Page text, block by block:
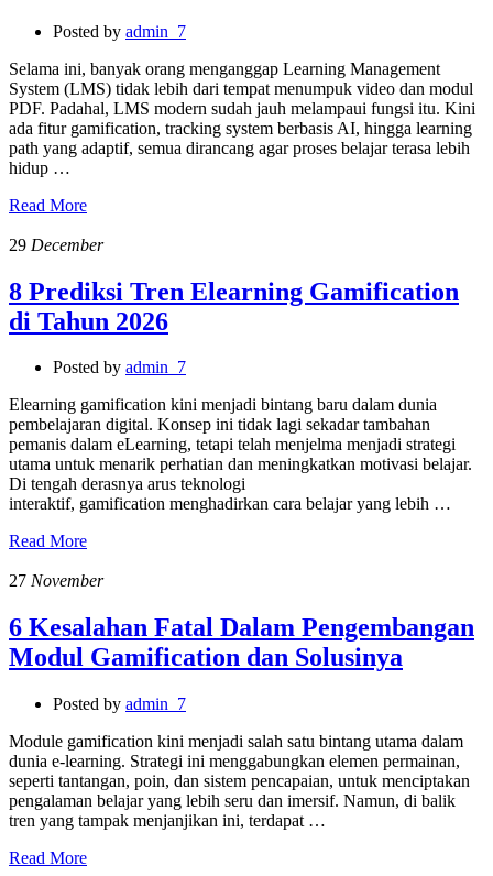
Posted by admin_7
Selama ini, banyak orang menganggap Learning Management
System (LMS) tidak lebih dari tempat menumpuk video dan modul
PDF. Padahal, LMS modern sudah jauh melampaui fungsi itu. Kini
ada fitur gamification, tracking system berbasis AI, hingga learning
path yang adaptif, semua dirancang agar proses belajar terasa lebih
hidup …
Read More
29 December
8 Prediksi Tren Elearning Gamification
di Tahun 2026
Posted by admin_7
Elearning gamification kini menjadi bintang baru dalam dunia
pembelajaran digital. Konsep ini tidak lagi sekadar tambahan
pemanis dalam eLearning, tetapi telah menjelma menjadi strategi
utama untuk menarik perhatian dan meningkatkan motivasi belajar.
Di tengah derasnya arus teknologi
interaktif, gamification menghadirkan cara belajar yang lebih …
Read More
27 November
6 Kesalahan Fatal Dalam Pengembangan
Modul Gamification dan Solusinya
Posted by admin_7
Module gamification kini menjadi salah satu bintang utama dalam
dunia e-learning. Strategi ini menggabungkan elemen permainan,
seperti tantangan, poin, dan sistem pencapaian, untuk menciptakan
pengalaman belajar yang lebih seru dan imersif. Namun, di balik
tren yang tampak menjanjikan ini, terdapat …
Read More